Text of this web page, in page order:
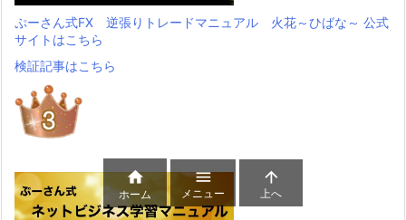
ぷーさん式FX 逆張りトレードマニュアル 火花～ひばな～ 公式
サイトはこちら
検証記事はこちら

ホーム

メニュー

上へ